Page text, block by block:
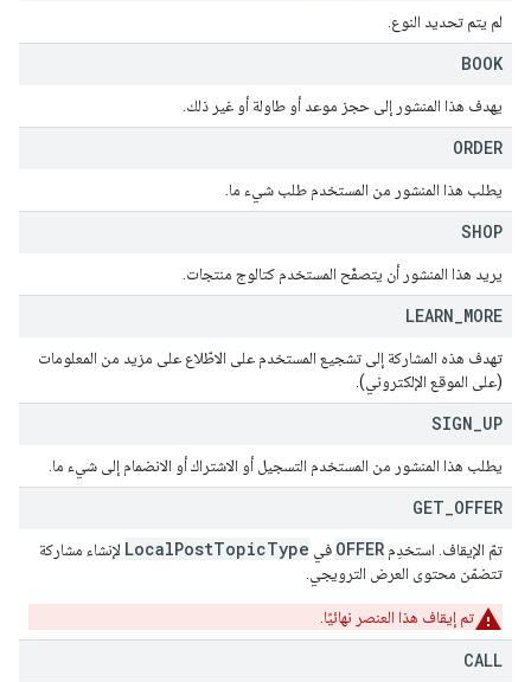
لم يتم تحديد النوع.
BOOK
يهدف هذا المنشور إلى حجز موعد أو طاولة أو غير ذلك.
ORDER
يطلب هذا المنشور من المستخدم طلب شيء ما.
SHOP
يريد هذا المنشور أن يتصفّح المستخدم كتالوج منتجات.
LEARN MORE
تهدف هذه المشاركة إلى تشجيع المستخدم على الاطّلاع على مزيد من المعلومات
(على الموقع الإلكتروني).
SIGN UP
يطلب هذا المنشور من المستخدم التسجيل أو الاشتراك أو الانضمام إلى شيء ما.
GET OFFER
تمّ الإيقاف. استخدِم OFFER في LocalPostTopicType لإنشاء مشاركة
تتضمّن محتوى العرض الترويجي.
تم إيقاف هذا العنصر نهائيًا.
CALL